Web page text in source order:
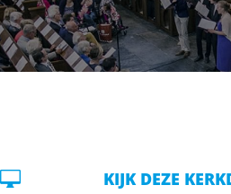
 KIJK DEZE